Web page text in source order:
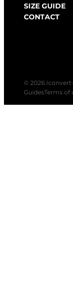
SIZE GUIDE
CONTACT
© 2026
GuidesTerms of